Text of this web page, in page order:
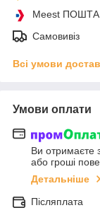
Meest ПОШТА
Самовивіз
Всі умови
Умови оплати
Ви отримаєте
або гроші
Детальніше
Післяплата